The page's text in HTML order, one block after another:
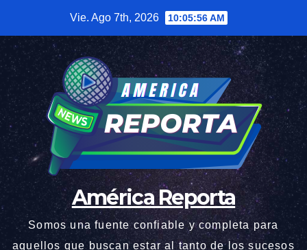
contenido
Vie. Ago 7th, 2026 10:05:56 AM
América Reporta
Somos una fuente confiable y completa para
aquellos que buscan estar al tanto de los sucesos